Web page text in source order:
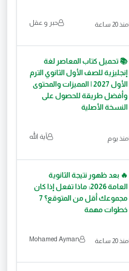
منذ 20 ساعة حبر و عقل
📚 تحميل كتاب المعاصر لغة
إنجليزية للصف الأول الثانوي الترم
الأول 2027 | المميزات والمحتوى
وأفضل طريقة للحصول على
النسخة الأصلية
منذ يوم آية الله
🔥 بعد ظهور نتيجة الثانوية
العامة 2026: ماذا تفعل إذا كان
مجموعك أقل من المتوقع؟ 7
خطوات مهمة
منذ 20 ساعة Mohamed Ayman